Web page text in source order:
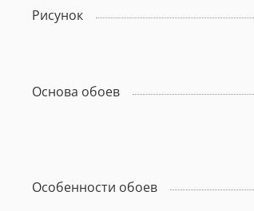
Рисунок
Основа обоев
Особенности обоев